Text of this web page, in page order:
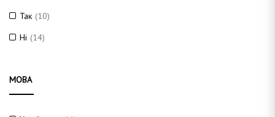
Так (10)
Ні (14)
МОВА